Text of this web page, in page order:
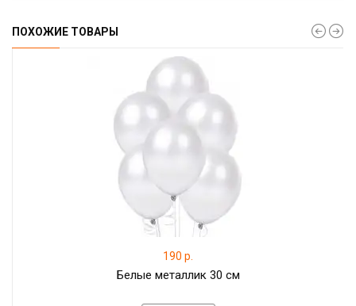
ПОХОЖИЕ ТОВАРЫ
190 р.
Белые металлик 30 см